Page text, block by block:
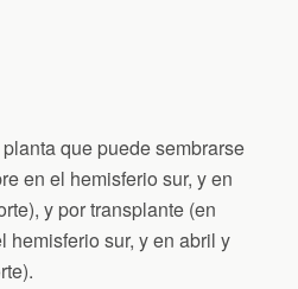
que puede sembrarse
en el hemisferio sur, y en
y por transplante (en
hemisferio sur, y en abril y